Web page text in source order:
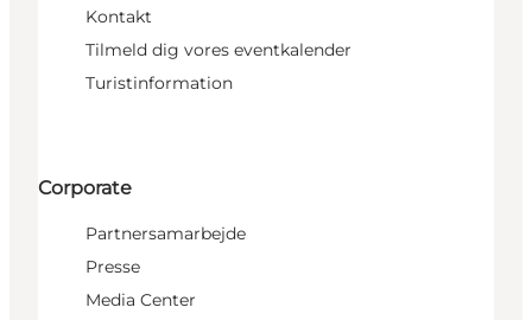
Kontakt
Tilmeld dig vores eventkalender
Turistinformation
Corporate
Partnersamarbejde
Presse
Media Center